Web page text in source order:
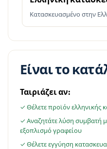
Κατασκευασμένο στην
Είναι το
Ταιριάζει αν:
✓ Θέλετε προϊόν ελληνικής
✓ Αναζητάτε λύση συμβατή
εξοπλισμό γραφείου
✓ Θέλετε εγγύηση